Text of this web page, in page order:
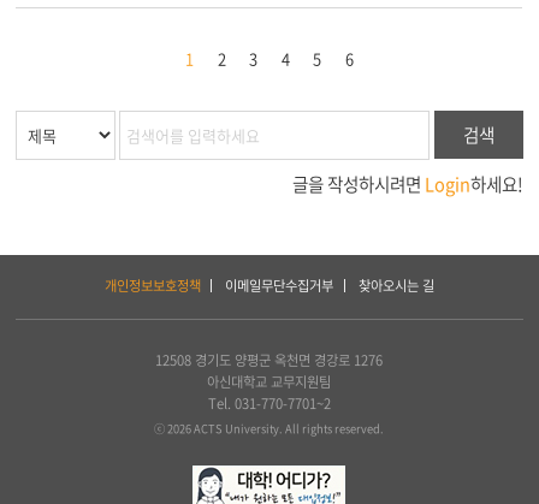
1 2 3 4 5 6
검색
글을 작성하시려면 Login하세요!
개인정보보호정책 이메일무단수집거부 찾아오시는 길
12508 경기도 양평군 옥천면 경강로 1276
아신대학교 교무지원팀
Tel. 031-770-7701~2
ⓒ 2026 ACTS University. All rights reserved.